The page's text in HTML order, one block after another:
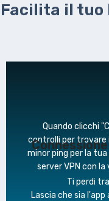
Facilita il tuo
Ti perdi
Lascia che sia
Quando clicchi
controlli per trovare
minor ping per la
server VPN con